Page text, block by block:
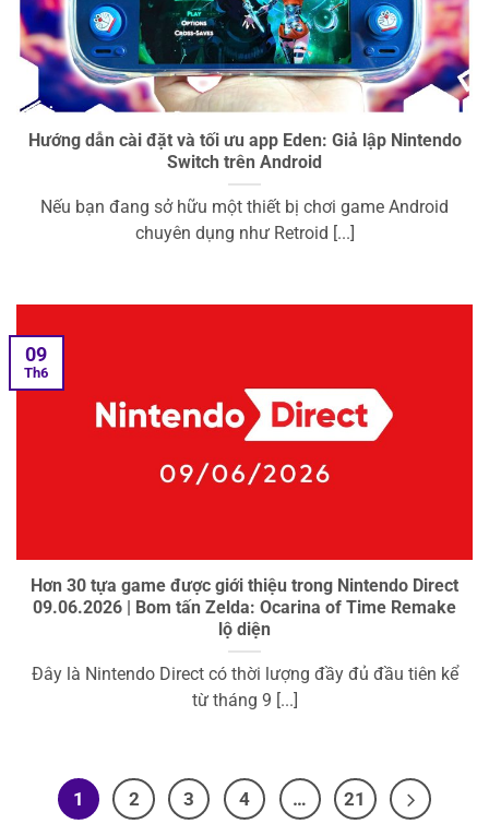
Hướng dẫn cài đặt và tối ưu app Eden: Giả lập Nintendo
Switch trên Android
Nếu bạn đang sở hữu một thiết bị chơi game Android
chuyên dụng như Retroid [...]
Hơn 30 tựa game được giới thiệu trong Nintendo Direct
09.06.2026 | Bom tấn Zelda: Ocarina of Time Remake
lộ diện
Đây là Nintendo Direct có thời lượng đầy đủ đầu tiên kể
từ tháng 9 [...]
09
Th6
1 2 3 4 … 21